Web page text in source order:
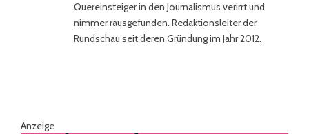
Quereinsteiger in den Journalismus verirrt und
nimmer rausgefunden. Redaktionsleiter der
Rundschau seit deren Gründung im Jahr 2012.
Anzeige